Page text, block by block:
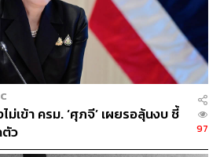
ม่เข้า ครม. ‘ศุภจี’ เผยรอลุ้นงบ ชี้
ตัว
97